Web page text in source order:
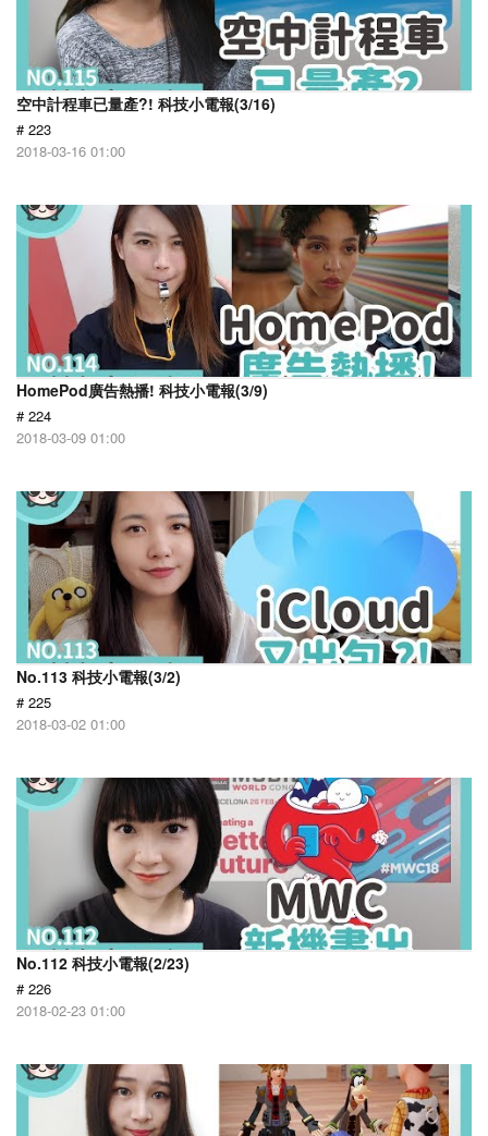
空中計程車已量產?! 科技小電報(3/16)
# 223
2018-03-16 01:00
HomePod廣告熱播! 科技小電報(3/9)
# 224
2018-03-09 01:00
No.113 科技小電報(3/2)
# 225
2018-03-02 01:00
No.112 科技小電報(2/23)
# 226
2018-02-23 01:00